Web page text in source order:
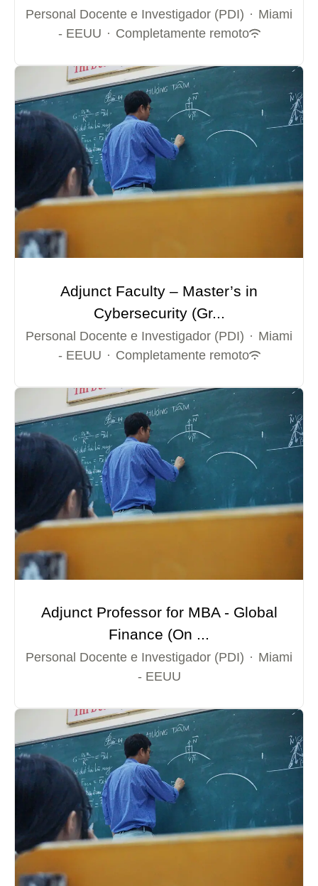
Personal Docente e Investigador (PDI) · Miami
- EEUU · Completamente remoto
Adjunct Faculty – Master’s in
Cybersecurity (Gr...
Personal Docente e Investigador (PDI) · Miami
- EEUU · Completamente remoto
Adjunct Professor for MBA - Global
Finance (On ...
Personal Docente e Investigador (PDI) · Miami
- EEUU